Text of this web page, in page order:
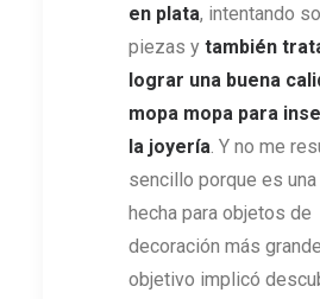
en plata, intentando
piezas y también
lograr una buena
mopa mopa para
la joyería . Y no me
sencillo porque es
hecha para objetos de
decoración más
objetivo implicó